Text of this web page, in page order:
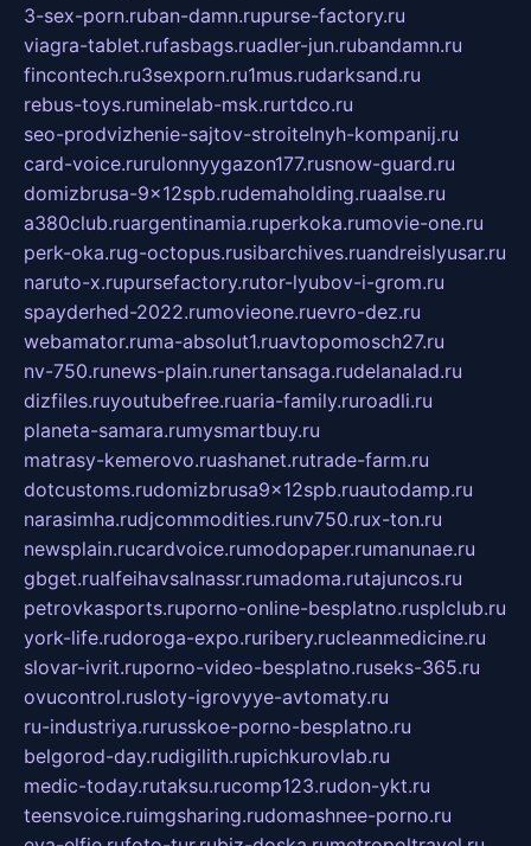
3-sex-porn.ruban-damn.rupurse-factory.ru
viagra-tablet.rufasbags.ruadler-jun.rubandamn.ru
fincontech.ru3sexporn.ru1mus.rudarksand.ru
rebus-toys.ruminelab-msk.rurtdco.ru
seo-prodvizhenie-sajtov-stroitelnyh-kompanij.ru
card-voice.rurulonnyygazon177.rusnow-guard.ru
domizbrusa-9x12spb.rudemaholding.ruaalse.ru
a380club.ruargentinamia.ruperkoka.rumovie-one.ru
perk-oka.rug-octopus.rusibarchives.ruandreislyusar.ru
naruto-x.rupursefactory.rutor-lyubov-i-grom.ru
spayderhed-2022.rumovieone.ruevro-dez.ru
webamator.ruma-absolut1.ruavtopomosch27.ru
nv-750.runews-plain.runertansaga.rudelanalad.ru
dizfiles.ruyoutubefree.ruaria-family.ruroadli.ru
planeta-samara.rumysmartbuy.ru
matrasy-kemerovo.ruashanet.rutrade-farm.ru
dotcustoms.rudomizbrusa9x12spb.ruautodamp.ru
narasimha.rudjcommodities.runv750.rux-ton.ru
newsplain.rucardvoice.rumodopaper.rumanunae.ru
gbget.rualfeihavsalnassr.rumadoma.rutajuncos.ru
petrovkasports.ruporno-online-besplatno.rusplclub.ru
york-life.rudoroga-expo.ruribery.rucleanmedicine.ru
slovar-ivrit.ruporno-video-besplatno.ruseks-365.ru
ovucontrol.rusloty-igrovyye-avtomaty.ru
ru-industriya.rurusskoe-porno-besplatno.ru
belgorod-day.rudigilith.rupichkurovlab.ru
medic-today.rutaksu.rucomp123.rudon-ykt.ru
teensvoice.ruimgsharing.rudomashnee-porno.ru